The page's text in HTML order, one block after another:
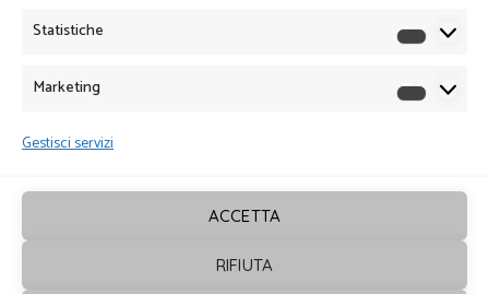
Statistiche
Marketing
Gestisci servizi
ACCETTA
RIFIUTA